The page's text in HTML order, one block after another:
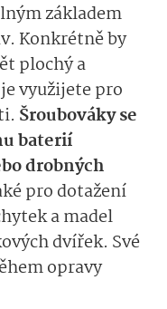
základem
Konkrétně by
plochý a
využijete pro
Šroubováky se
baterií
drobných
pro dotažení
a madel
dvířek. Své
opravy